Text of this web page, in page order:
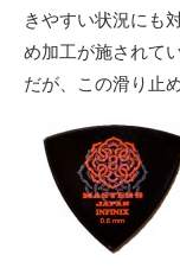
きやすい状況にも
め加工が施されて
だが、この滑り止